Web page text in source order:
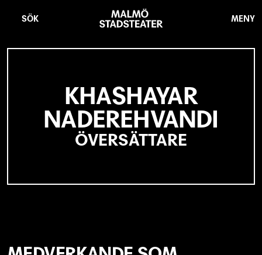
SÖK
Stadsteater
MENY
KHASHAYAR
NADEREHVANDI
ÖVERSÄTTARE